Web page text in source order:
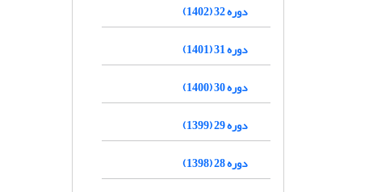
دوره 32 (1402)
دوره 31 (1401)
دوره 30 (1400)
دوره 29 (1399)
دوره 28 (1398)